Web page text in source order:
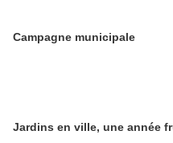
Campagne municipale
Jardins en ville, une année